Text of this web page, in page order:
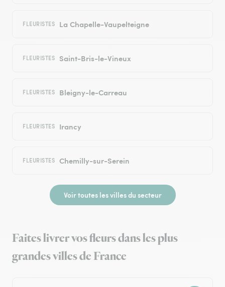
FLEURISTES La Chapelle-Vaupelteigne
FLEURISTES Saint-Bris-le-Vineux
FLEURISTES Bleigny-le-Carreau
FLEURISTES Irancy
FLEURISTES Chemilly-sur-Serein
Voir toutes les villes du secteur
Faites livrer vos fleurs dans les plus
grandes villes de France